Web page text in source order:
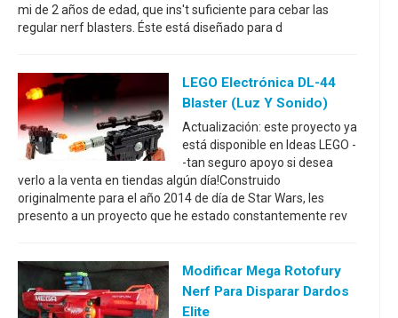
mi de 2 años de edad, que ins't suficiente para cebar las
regular nerf blasters. Éste está diseñado para d
LEGO Electrónica DL-44
Blaster (luz Y Sonido)
Actualización: este proyecto ya
está disponible en Ideas LEGO -
-tan seguro apoyo si desea
verlo a la venta en tiendas algún día!Construido
originalmente para el año 2014 de día de Star Wars, les
presento a un proyecto que he estado constantemente rev
Modificar Mega Rotofury
Nerf Para Disparar Dardos
Elite